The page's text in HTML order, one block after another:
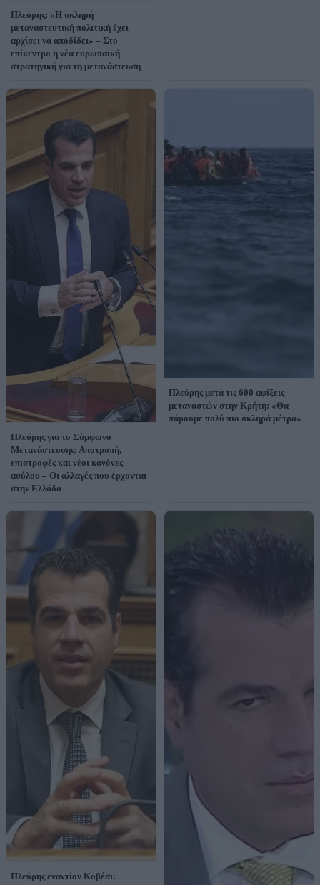
Πλεύρης: «Η σκληρή
μεταναστευτική πολιτική έχει
αρχίσει να αποδίδει» – Στο
επίκεντρο η νέα ευρωπαϊκή
στρατηγική για τη μετανάστευση
Πλεύρης για το Σύμφωνο
Μετανάστευσης: Αποτροπή,
επιστροφές και νέοι κανόνες
ασύλου – Οι αλλαγές που έρχονται
στην Ελλάδα
Πλεύρης μετά τις 600 αφίξεις
μεταναστών στην Κρήτη: «Θα
πάρουμε πολύ πιο σκληρά μέτρα»
Πλεύρης εναντίον Κοβέσι: